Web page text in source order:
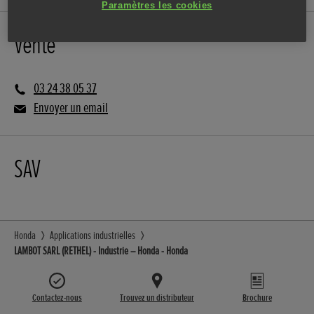
Vente
03 24 38 05 37
Envoyer un email
SAV
Honda
Applications industrielles
LAMBOT SARL (RETHEL) - Industrie – Honda - Honda
Contactez-nous Trouvez un distributeur Brochure
Paramètres les cookies